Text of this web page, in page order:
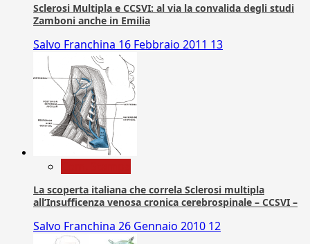
Sclerosi Multipla e CCSVI: al via la convalida degli studi
Zamboni anche in Emilia
Salvo Franchina 16 Febbraio 2011 13
La scoperta italiana che correla Sclerosi multipla
all’Insufficenza venosa cronica cerebrospinale – CCSVI –
Salvo Franchina 26 Gennaio 2010 12